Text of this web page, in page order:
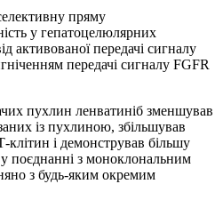
пряму
у гепатоцелюлярних
активованої передачі сигналу
передачі сигналу FGFR
пухлин ленватиніб зменшував
із пухлиною, збільшував
і демонстрував більшу
поєднанні з моноклональним
з будь-яким окремим